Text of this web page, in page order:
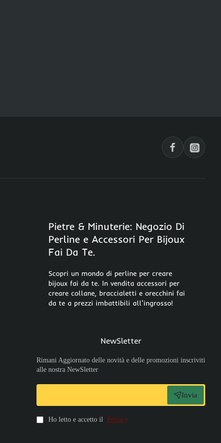
Pietre & Minuterie: Negozio Di
Perline e Accessori Per Bijoux
Fai Da Te.
Scopri un mondo di perline per creare
bijoux fai da te. In vendita accessori per
creare collane, braccialetti e orecchini fai
da te a prezzi imbattibili all'ingrosso!
NewSletter
Rimani Aggiornato delle novità e delle promozioni inscriviti
alle nostra NewSletter
Invia
Ho letto e accetto il Privacy